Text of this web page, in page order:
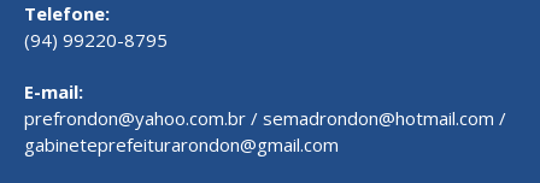
Telefone:
(94) 99220-8795
E-mail:
prefrondon@yahoo.com.br / semadrondon@hotmail.com /
gabineteprefeiturarondon@gmail.com